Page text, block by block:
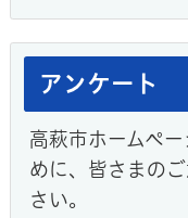
アンケート
高萩市ホームペ
めに、皆さまの
さい。